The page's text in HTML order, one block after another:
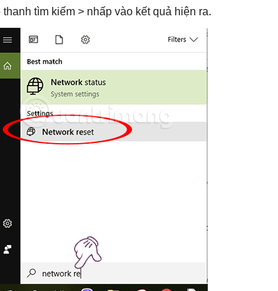
tìm kiếm > nhấp vào kết quả hiện ra.